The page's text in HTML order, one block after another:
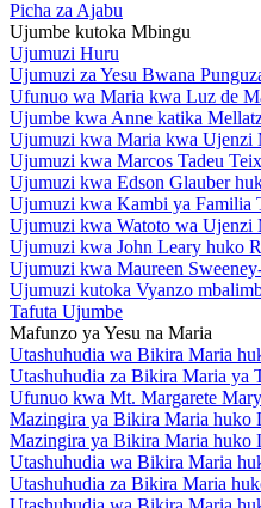
Picha za Ajabu
Ujumbe kutoka Mbingu
Ujumuzi Huru
Ujumuzi za Yesu Bwana
Ufunuo wa Maria kwa Luz de
Ujumbe kwa Anne katika
Ujumuzi kwa Maria kwa Ujenzi
Ujumuzi kwa Marcos Tadeu
Ujumuzi kwa Edson Glauber
Ujumuzi kwa Kambi ya Familia
Ujumuzi kwa Watoto wa Ujenzi
Ujumuzi kwa John Leary huko
Ujumuzi kwa Maureen
Ujumuzi kutoka Vyanzo
Tafuta Ujumbe
Mafunzo ya Yesu na Maria
Utashuhudia wa Bikira Maria
Utashuhudia za Bikira Maria ya
Ufunuo kwa Mt. Margarete
Mazingira ya Bikira Maria huko
Mazingira ya Bikira Maria huko
Utashuhudia wa Bikira Maria
Utashuhudia za Bikira Maria